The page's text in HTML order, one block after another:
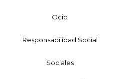
Ocio
Responsabilidad Social
Sociales